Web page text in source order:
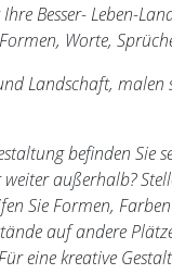
Besser- Leben-
Worte,
Landschaft,
befinden Sie
außerhalb?
Sie Formen,
auf andere
eine kreative